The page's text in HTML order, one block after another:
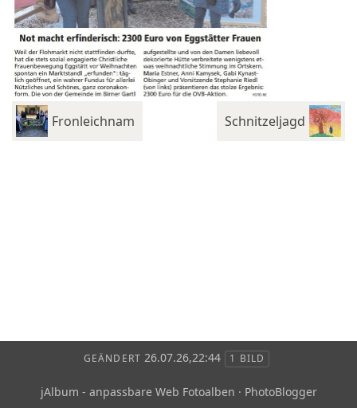
Fronleichnam Schnitzeljagd
GEÄNDERT 26.07.26,22:44 1 BILD
jAlbum - anpassbare Web Fotoalben · PhotoBlogger